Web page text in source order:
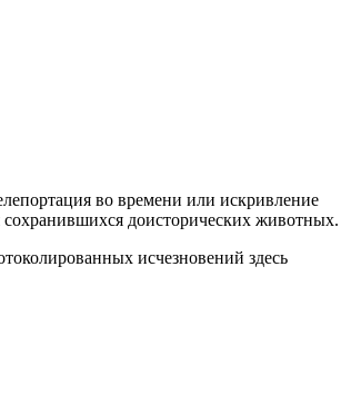
во времени или искривление
сохранившихся доисторических животных.
исчезновений здесь